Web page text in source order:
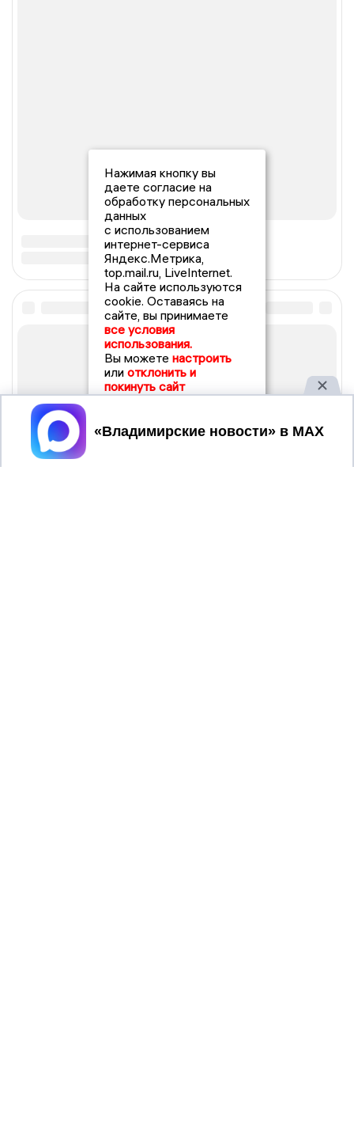
Нажимая кнопку вы
даете согласие на
обработку персональных
данных
с использованием
интернет-сервиса
Яндекс.Метрика,
top.mail.ru, LiveInternet.
На сайте используются
cookie. Оставаясь на
сайте, вы принимаете
все условия
использования.
Вы можете настроить
или отклонить и
покинуть сайт
Принять